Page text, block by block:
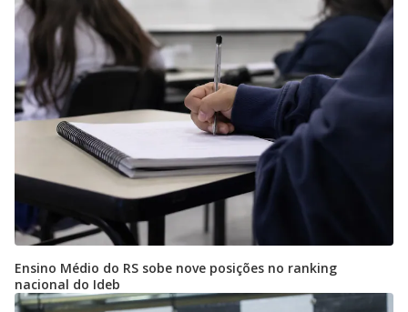
Ensino Médio do RS sobe nove posições no ranking
nacional do Ideb